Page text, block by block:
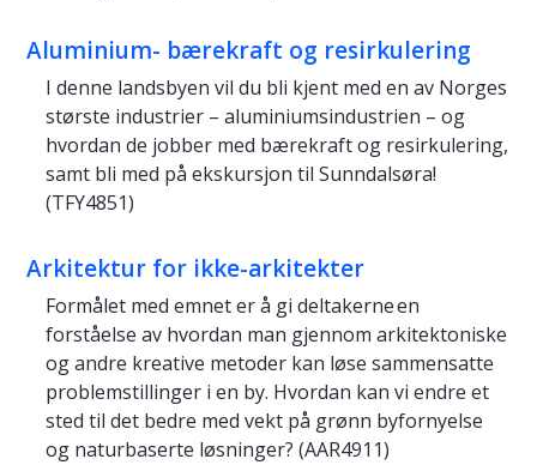
Aluminium- bærekraft og resirkulering
I denne landsbyen vil du bli kjent med en av Norges
største industrier – aluminiumsindustrien – og
hvordan de jobber med bærekraft og resirkulering,
samt bli med på ekskursjon til Sunndalsøra!
(TFY4851)
Arkitektur for ikke-arkitekter
Formålet med emnet er å gi deltakerne en
forståelse av hvordan man gjennom arkitektoniske
og andre kreative metoder kan løse sammensatte
problemstillinger i en by. Hvordan kan vi endre et
sted til det bedre med vekt på grønn byfornyelse
og naturbaserte løsninger? (AAR4911)